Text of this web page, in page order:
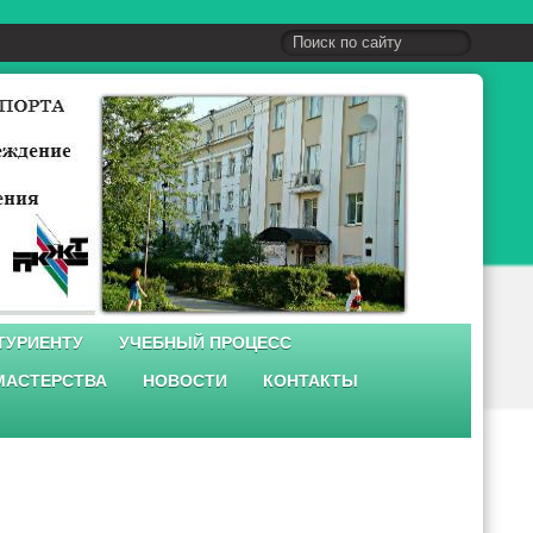
УЧЕБНЫЙ ПРОЦЕСС
НОВОСТИ КОНТАКТЫ